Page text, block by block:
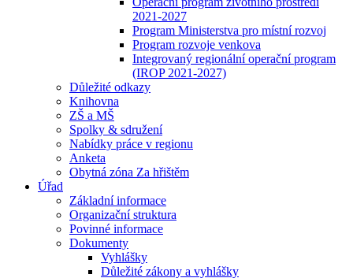
2021-2027
Program Ministerstva pro místní rozvoj
Program rozvoje venkova
Integrovaný regionální operační program
(IROP 2021-2027)
Důležité odkazy
Knihovna
ZŠ a MŠ
Spolky & sdružení
Nabídky práce v regionu
Anketa
Obytná zóna Za hřištěm
Úřad
Základní informace
Organizační struktura
Povinné informace
Dokumenty
Vyhlášky
Důležité zákony a vyhlášky